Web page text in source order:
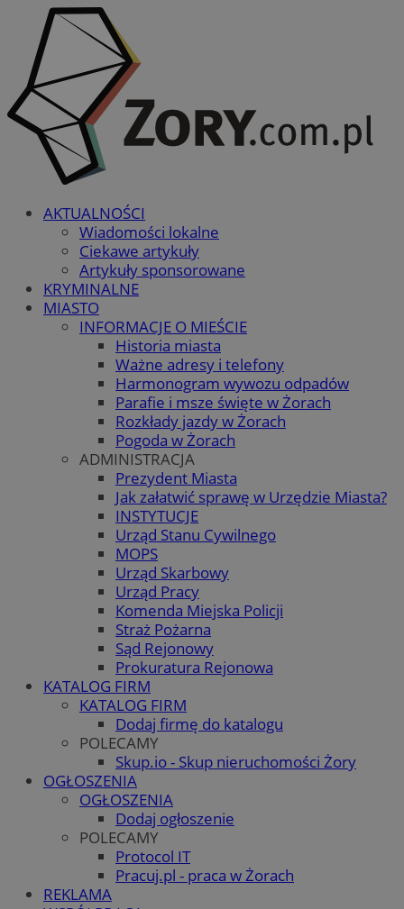
AKTUALNOŚCI
Wiadomości lokalne
Ciekawe artykuły
Artykuły sponsorowane
KRYMINALNE
MIASTO
INFORMACJE O MIEŚCIE
Historia miasta
Ważne adresy i telefony
Harmonogram wywozu odpadów
Parafie i msze święte w Żorach
Rozkłady jazdy w Żorach
Pogoda w Żorach
ADMINISTRACJA
Prezydent Miasta
Jak załatwić sprawę w Urzędzie Miasta?
INSTYTUCJE
Urząd Stanu Cywilnego
MOPS
Urząd Skarbowy
Urząd Pracy
Komenda Miejska Policji
Straż Pożarna
Sąd Rejonowy
Prokuratura Rejonowa
KATALOG FIRM
KATALOG FIRM
Dodaj firmę do katalogu
POLECAMY
Skup.io - Skup nieruchomości Żory
OGŁOSZENIA
OGŁOSZENIA
Dodaj ogłoszenie
POLECAMY
Protocol IT
Pracuj.pl - praca w Żorach
REKLAMA